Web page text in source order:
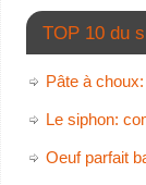
TOP 10 du
Pâte à
Le siphon:
Oeuf parfait